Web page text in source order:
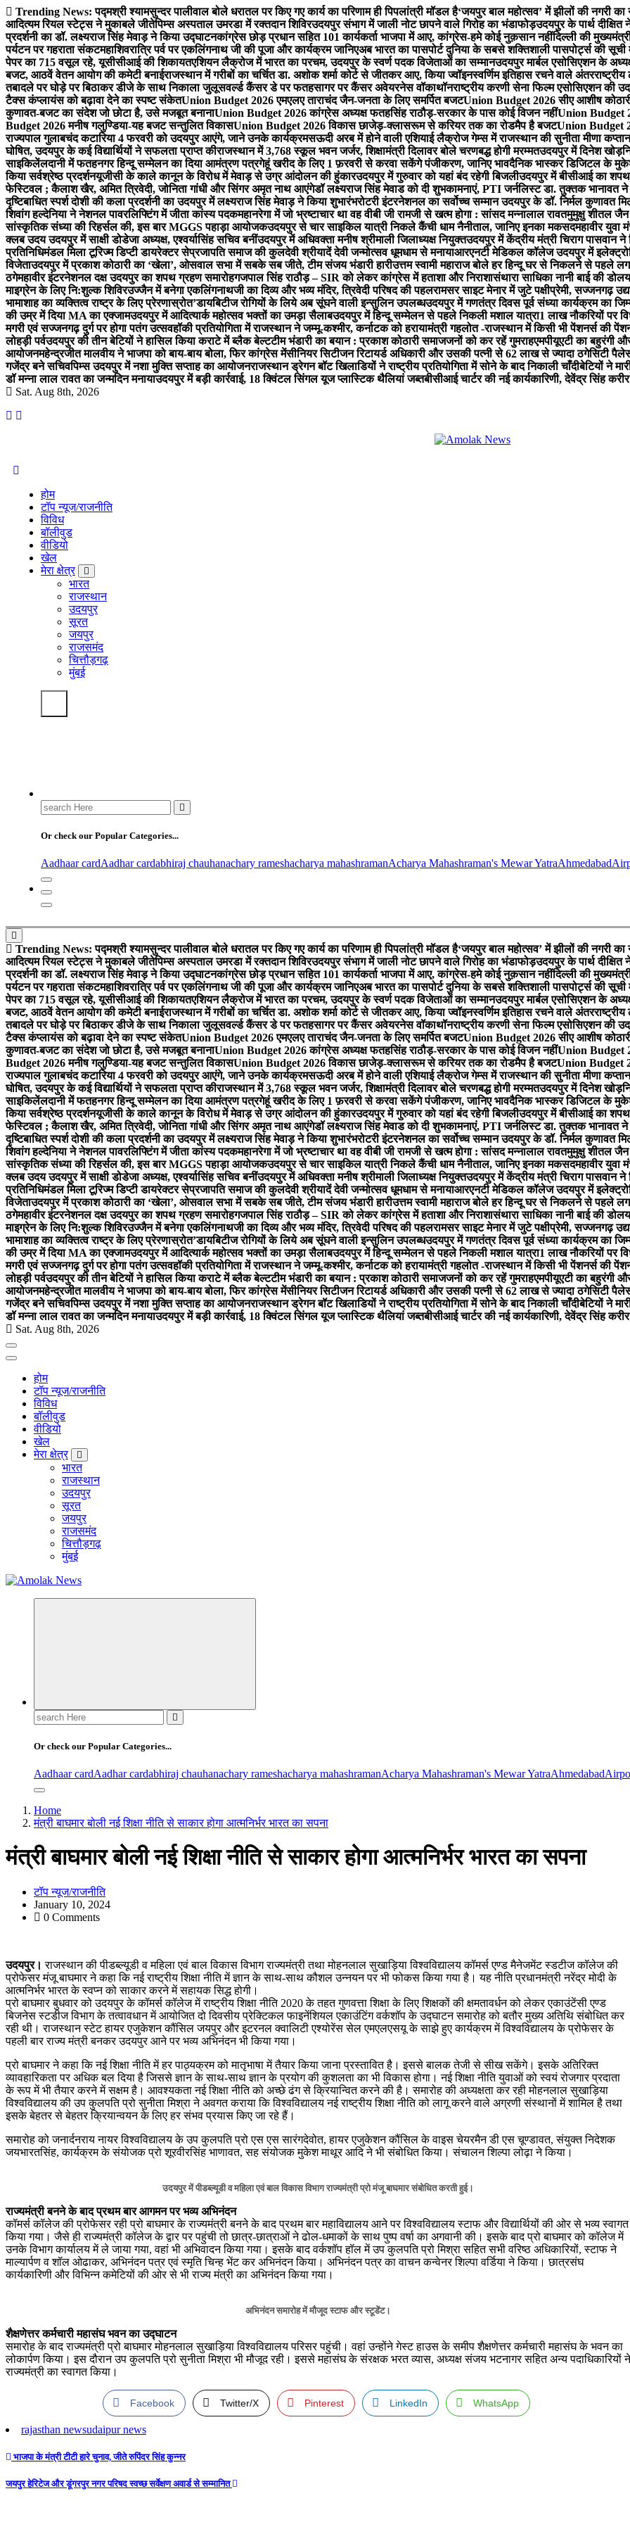
Skip
to
content
Trending News: पद्मश्री श्यामसुन्दर पालीवाल बोले धरातल पर किए गए कार्य का परिणाम ही पिपलांत्री मॉडल है‘जयपुर बाल महोत्सव’ में झीलों की नगरी
आदित्यम रियल स्टेट्स ने मुकाबले जीतेपिम्स अस्पताल उमरडा में रक्तदान शिविरउदयपुर संभाग में जाली नोट छापने वाले गिरोह का भंडाफोड़उदयपुर के पार्थ दीक्षित
प्रदर्शनी का डॉ. लक्ष्यराज सिंह मेवाड़ ने किया उद्घाटनकांग्रेस छोड़ प्रधान सहित 101 कार्यकर्ता भाजपा में आए, कांग्रेस-हमे कोई नुक़सान नहींदिल्ली की
पर्यटन पर गहराता संकटमहाशिवरात्रि पर्व पर एकलिंगनाथ जी की पूजा और कार्यक्रम जानिएअब भारत का पासपोर्ट दुनिया के सबसे शक्तिशाली पासपोर्ट्स की सूची
पेपर का 715 वसूल रहे, यूसीसीआई की शिकायतएशियन लैक्रोज में भारत का परचम, उदयपुर के स्वर्ण पदक विजेताओं का सम्मानउदयपुर मार्बल एसोसिएशन के
बजट, आठवें वेतन आयोग की कमेटी बनाईराजस्थान में गरीबों का चर्चित डा. अशोक शर्मा कोर्ट से जीतकर आए, किया ज्वॉइनस्वर्णिम इतिहास रचने वाले
तबादले पर घोड़े पर बिठाकर डीजे के साथ निकाला जुलूसवर्ल्ड कैंसर डे पर फतहसागर पर कैंसर अवेयरनेस वॉकाथॉनराष्ट्रीय करणी सेना फिल्म एसोसिएशन की
टैक्स कंप्लायंस को बढ़ावा देने का स्पष्ट संकेतUnion Budget 2026 एमएलए ताराचंद जैन-जनता के लिए समर्पित बजटUnion Budget 2026 सीए आशीष
कुणावत-बजट का संदेश जो छोटा है, उसे मजबूत बनानाUnion Budget 2026 कांग्रेस अध्यक्ष फतहसिंह राठौड़-सरकार के पास कोई विजन नहींUnion Budget
Budget 2026 मनीष गलुण्डिया-यह बजट सन्तुलित विकासUnion Budget 2026 विकास छाजेड़-क्लासरूम से करियर तक का रोडमैप है बजटUnion Budget
राज्यपाल गुलाबचंद कटारिया 4 फरवरी को उदयपुर आएंगे, जाने उनके कार्यक्रमसऊदी अरब में होने वाली एशियाई लैक्रोज गेम्स में राजस्थान की सुनीता मीणा कप्तान
घोषित, उदयपुर के कई विद्यार्थियों ने सफलता प्राप्त कीराजस्थान में 3,768 स्कूल भवन जर्जर, शिक्षामंत्री दिलावर बोले चरणबद्ध होगी मरम्मतउदयपुर में दिनेश
साइकिलेंलदानी में फतहनगर हिन्दू सम्मेलन का दिया आमंत्रण पत्रगेहूं खरीद के लिए 1 फ़रवरी से करवा सकेंगे पंजीकरण, जानिए भावदैनिक भास्कर डिजिटल के
किया सर्वश्रेष्ठ प्रदर्शनयूजीसी के काले कानून के विरोध में मेवाड़ से उग्र आंदोलन की हुंकारउदयपुर में गुरुवार को यहां ​बंद रहेगी बिजलीउदयपुर में बीसीआई का शपथ
फेस्टिवल ; कैलाश खैर, अमित त्रिवेदी, जोनिता गांधी और सिंगर अमृत नाथ आएंगेडॉ लक्ष्यराज सिंह मेवाड को दी शुभकामनाएं, PTI जर्नलिस्ट डा. तुक्तक भानावत ने
दृष्टिबाधित स्पर्श दोशी की कला प्रदर्शनी का उदयपुर में लक्ष्यराज सिंह मेवाड़ ने किया शुभारंभरोटरी इंटरनेशनल का सर्वोच्च सम्मान उदयपुर के डॉ. निर्मल कुणावत
शिवांग हल्देनिया ने नेशनल पावरलिफ्टिंग में जीता कांस्य पदकमहानरेगा में जो भ्रष्टाचार था वह वीबी जी रामजी से खत्म होगा : सांसद मन्नालाल रावतमुमुक्षु शीतल
सांस्कृतिक संध्या की रिहर्सल की, इस बार MGGS पहाड़ा आयोजकउदयपुर से चार साइकिल यात्री निकले कैंची धाम नैनीताल, जानिए इनका मकसदमहावीर युवा
क्लब उदय उदयपुर में साक्षी डोडेजा अध्यक्ष, एश्वर्यासिंह सचिव बनींउदयपुर में अधिवक्ता मनीष श्रीमाली जिलाध्यक्ष नियुक्तउदयपुर में केंद्रीय मंत्री चिराग पासवान
प्रतिनिधिमंडल मिला टूरिज्म डिप्टी डायरेक्टर सेप्रजापति समाज की कुलदेवी श्रीयादें देवी जन्मोत्सव धूमधाम से मनायाआरएनटी मेडिकल कॉलेज उदयपुर में
विजेताउदयपुर में प्रकाश कोठारी का ‘खेला’, ओसवाल सभा में सबके सब जीते, टीम संजय भंडारी हारीउत्तम स्वामी महाराज बोले हर हिन्दू घर से निकलने से पहले
ठगेमहावीर इंटरनेशनल दक्ष उदयपुर का शपथ ग्रहण समारोहगजपाल सिंह राठौड़ – SIR को लेकर कांग्रेस में हताशा और निराशासंथारा साधिका नानी बाई की
माइग्रेन के लिए नि:शुल्क शिविरउज्जैन में बनेगा एकलिंगनाथजी का दिव्य और भव्य मंदिर, त्रिवेदी परिषद की पहलरामसर साइट मेनार में जुटे पक्षीप्रेमी, सज्जनगढ़
भामाशाह का व्यक्तित्व राष्ट्र के लिए प्रेरणास्रोत’डायबिटीज रोगियों के लिये अब सूंघने वाली इन्सुलिन उपलब्धउदयपुर में गणतंत्र दिवस पूर्व संध्या कार्यक्रम का
की उम्र में दिया MA का एक्जामउदयपुर में आदित्यार्क महोत्सव भक्तों का उमड़ा सैलाबउदयपुर में हिन्दू सम्मेलन से पहले निकली मशाल यात्रा1 लाख नौकरियों पर
मगरी एवं सज्जनगढ़ दुर्ग पर होगा पतंग उत्सवहॉकी प्रतियोगिता में राजस्थान ने जम्मू-कश्मीर, कर्नाटक को हरायामंत्री गहलोत -राजस्थान में किसी भी पेंशनर्स की
लोहड़ी पर्वउदयपुर की तीन बेटियों ने हासिल किया कराटे में ब्लैक बेल्टटीम भंडारी का बयान : प्रकाश कोठारी समाजजनों को कर रहें गुमराहएमपीयूएटी का बहुरंगी
आयोजनमहेन्द्रजीत मालवीय ने भाजपा को बाय-बाय बोला, फिर कांग्रेस मेंसीनियर सिटीजन रिटायर्ड अधिकारी और उसकी पत्नी से 62 लाख से ज्यादा ठगेसिटी
गजेंद्र बने सचिवपिम्स उदयपुर में नशा मुक्ति सप्ताह का आयोजनराजस्थान ड्रेगन बॉट खिलाडियों ने राष्ट्रीय प्रतियोगिता में सोने के बाद निकाली चाँदीबेटियों ने
डॉ मन्ना लाल रावत का जन्मदिन मनायाउदयपुर में बड़ी कार्रवाई, 18 क्विंटल सिंगल यूज प्लास्टिक थैलियां जब्तबीसीआई चार्टर की नई कार्यकारिणी, देवेंद्र सिंह
Sat. Aug 8th, 2026
Amolak News
होम
टॉप न्यूज/राजनीति
विविध
बॉलीवुड
वीडियो
खेल
मेरा क्षेत्र
भारत
राजस्थान
उदयपुर
सूरत
जयपुर
राजसमंद
चित्तौड़गढ़
मुंबई
Search
for:
Or check our Popular Categories...
Aadhaar cardAadhar cardabhiraj chauhanachary rameshacharya mahashramanAcharya Mahashraman's Mewar YatraAhmedabad
Trending News: पद्मश्री श्यामसुन्दर पालीवाल बोले धरातल पर किए गए कार्य का परिणाम ही पिपलांत्री मॉडल है‘जयपुर बाल महोत्सव’ में झीलों की नगरी
आदित्यम रियल स्टेट्स ने मुकाबले जीतेपिम्स अस्पताल उमरडा में रक्तदान शिविरउदयपुर संभाग में जाली नोट छापने वाले गिरोह का भंडाफोड़उदयपुर के पार्थ दीक्षित
प्रदर्शनी का डॉ. लक्ष्यराज सिंह मेवाड़ ने किया उद्घाटनकांग्रेस छोड़ प्रधान सहित 101 कार्यकर्ता भाजपा में आए, कांग्रेस-हमे कोई नुक़सान नहींदिल्ली की
पर्यटन पर गहराता संकटमहाशिवरात्रि पर्व पर एकलिंगनाथ जी की पूजा और कार्यक्रम जानिएअब भारत का पासपोर्ट दुनिया के सबसे शक्तिशाली पासपोर्ट्स की सूची
पेपर का 715 वसूल रहे, यूसीसीआई की शिकायतएशियन लैक्रोज में भारत का परचम, उदयपुर के स्वर्ण पदक विजेताओं का सम्मानउदयपुर मार्बल एसोसिएशन के
बजट, आठवें वेतन आयोग की कमेटी बनाईराजस्थान में गरीबों का चर्चित डा. अशोक शर्मा कोर्ट से जीतकर आए, किया ज्वॉइनस्वर्णिम इतिहास रचने वाले
तबादले पर घोड़े पर बिठाकर डीजे के साथ निकाला जुलूसवर्ल्ड कैंसर डे पर फतहसागर पर कैंसर अवेयरनेस वॉकाथॉनराष्ट्रीय करणी सेना फिल्म एसोसिएशन की
टैक्स कंप्लायंस को बढ़ावा देने का स्पष्ट संकेतUnion Budget 2026 एमएलए ताराचंद जैन-जनता के लिए समर्पित बजटUnion Budget 2026 सीए आशीष
कुणावत-बजट का संदेश जो छोटा है, उसे मजबूत बनानाUnion Budget 2026 कांग्रेस अध्यक्ष फतहसिंह राठौड़-सरकार के पास कोई विजन नहींUnion Budget
Budget 2026 मनीष गलुण्डिया-यह बजट सन्तुलित विकासUnion Budget 2026 विकास छाजेड़-क्लासरूम से करियर तक का रोडमैप है बजटUnion Budget
राज्यपाल गुलाबचंद कटारिया 4 फरवरी को उदयपुर आएंगे, जाने उनके कार्यक्रमसऊदी अरब में होने वाली एशियाई लैक्रोज गेम्स में राजस्थान की सुनीता मीणा कप्तान
घोषित, उदयपुर के कई विद्यार्थियों ने सफलता प्राप्त कीराजस्थान में 3,768 स्कूल भवन जर्जर, शिक्षामंत्री दिलावर बोले चरणबद्ध होगी मरम्मतउदयपुर में दिनेश
साइकिलेंलदानी में फतहनगर हिन्दू सम्मेलन का दिया आमंत्रण पत्रगेहूं खरीद के लिए 1 फ़रवरी से करवा सकेंगे पंजीकरण, जानिए भावदैनिक भास्कर डिजिटल के
किया सर्वश्रेष्ठ प्रदर्शनयूजीसी के काले कानून के विरोध में मेवाड़ से उग्र आंदोलन की हुंकारउदयपुर में गुरुवार को यहां ​बंद रहेगी बिजलीउदयपुर में बीसीआई का शपथ
फेस्टिवल ; कैलाश खैर, अमित त्रिवेदी, जोनिता गांधी और सिंगर अमृत नाथ आएंगेडॉ लक्ष्यराज सिंह मेवाड को दी शुभकामनाएं, PTI जर्नलिस्ट डा. तुक्तक भानावत ने
दृष्टिबाधित स्पर्श दोशी की कला प्रदर्शनी का उदयपुर में लक्ष्यराज सिंह मेवाड़ ने किया शुभारंभरोटरी इंटरनेशनल का सर्वोच्च सम्मान उदयपुर के डॉ. निर्मल कुणावत
शिवांग हल्देनिया ने नेशनल पावरलिफ्टिंग में जीता कांस्य पदकमहानरेगा में जो भ्रष्टाचार था वह वीबी जी रामजी से खत्म होगा : सांसद मन्नालाल रावतमुमुक्षु शीतल
सांस्कृतिक संध्या की रिहर्सल की, इस बार MGGS पहाड़ा आयोजकउदयपुर से चार साइकिल यात्री निकले कैंची धाम नैनीताल, जानिए इनका मकसदमहावीर युवा
क्लब उदय उदयपुर में साक्षी डोडेजा अध्यक्ष, एश्वर्यासिंह सचिव बनींउदयपुर में अधिवक्ता मनीष श्रीमाली जिलाध्यक्ष नियुक्तउदयपुर में केंद्रीय मंत्री चिराग पासवान
प्रतिनिधिमंडल मिला टूरिज्म डिप्टी डायरेक्टर सेप्रजापति समाज की कुलदेवी श्रीयादें देवी जन्मोत्सव धूमधाम से मनायाआरएनटी मेडिकल कॉलेज उदयपुर में
विजेताउदयपुर में प्रकाश कोठारी का ‘खेला’, ओसवाल सभा में सबके सब जीते, टीम संजय भंडारी हारीउत्तम स्वामी महाराज बोले हर हिन्दू घर से निकलने से पहले
ठगेमहावीर इंटरनेशनल दक्ष उदयपुर का शपथ ग्रहण समारोहगजपाल सिंह राठौड़ – SIR को लेकर कांग्रेस में हताशा और निराशासंथारा साधिका नानी बाई की
माइग्रेन के लिए नि:शुल्क शिविरउज्जैन में बनेगा एकलिंगनाथजी का दिव्य और भव्य मंदिर, त्रिवेदी परिषद की पहलरामसर साइट मेनार में जुटे पक्षीप्रेमी, सज्जनगढ़
भामाशाह का व्यक्तित्व राष्ट्र के लिए प्रेरणास्रोत’डायबिटीज रोगियों के लिये अब सूंघने वाली इन्सुलिन उपलब्धउदयपुर में गणतंत्र दिवस पूर्व संध्या कार्यक्रम का
की उम्र में दिया MA का एक्जामउदयपुर में आदित्यार्क महोत्सव भक्तों का उमड़ा सैलाबउदयपुर में हिन्दू सम्मेलन से पहले निकली मशाल यात्रा1 लाख नौकरियों पर
मगरी एवं सज्जनगढ़ दुर्ग पर होगा पतंग उत्सवहॉकी प्रतियोगिता में राजस्थान ने जम्मू-कश्मीर, कर्नाटक को हरायामंत्री गहलोत -राजस्थान में किसी भी पेंशनर्स की
लोहड़ी पर्वउदयपुर की तीन बेटियों ने हासिल किया कराटे में ब्लैक बेल्टटीम भंडारी का बयान : प्रकाश कोठारी समाजजनों को कर रहें गुमराहएमपीयूएटी का बहुरंगी
आयोजनमहेन्द्रजीत मालवीय ने भाजपा को बाय-बाय बोला, फिर कांग्रेस मेंसीनियर सिटीजन रिटायर्ड अधिकारी और उसकी पत्नी से 62 लाख से ज्यादा ठगेसिटी
गजेंद्र बने सचिवपिम्स उदयपुर में नशा मुक्ति सप्ताह का आयोजनराजस्थान ड्रेगन बॉट खिलाडियों ने राष्ट्रीय प्रतियोगिता में सोने के बाद निकाली चाँदीबेटियों ने
डॉ मन्ना लाल रावत का जन्मदिन मनायाउदयपुर में बड़ी कार्रवाई, 18 क्विंटल सिंगल यूज प्लास्टिक थैलियां जब्तबीसीआई चार्टर की नई कार्यकारिणी, देवेंद्र सिंह
Sat. Aug 8th, 2026
होम
टॉप न्यूज/राजनीति
विविध
बॉलीवुड
वीडियो
खेल
मेरा क्षेत्र
भारत
राजस्थान
उदयपुर
सूरत
जयपुर
राजसमंद
चित्तौड़गढ़
मुंबई
Amolak News
Search
for:
Or check our Popular Categories...
Aadhaar cardAadhar cardabhiraj chauhanachary rameshacharya mahashramanAcharya Mahashraman's Mewar YatraAhmedabad
Home
मंत्री बाघमार बोली नई शिक्षा नीति से साकार होगा आत्मनिर्भर भारत का सपना
मंत्री बाघमार बोली नई शिक्षा नीति से साकार होगा आत्मनिर्भर भारत का सपना
टॉप न्यूज/राजनीति
January 10, 2024
0 Comments
उदयपुर। राजस्थान की पीडब्ल्यूडी व महिला एवं बाल विकास विभाग राज्यमंत्री तथा मोहनलाल सुखाड़िया विश्वविद्यालय कॉमर्स एण्ड मैनेजमेंट स्डटीज कॉलेज की
प्रोफेसर मंजू बाघमार ने कहा कि नई राष्ट्रीय शिक्षा नीति में ज्ञान के साथ-साथ कौशल उन्नयन पर भी फोकस किया गया है। यह नीति प्रधानमंत्री नरेंद्र मोदी के
आत्मनिर्भर भारत के स्वप्न को साकार करने में सहायक सिद्ध होगी।
प्रो बाघमार बुधवार को उदयपुर के कॉमर्स कॉलेज में राष्ट्रीय शिक्षा नीति 2020 के तहत गुणवत्ता शिक्षा के लिए शिक्षकों की क्षमतावर्धन को लेकर एकाउंटेंसी एण्ड
बिजनेस स्टडीज विभाग के तत्वावधान में आयोजित दो दिवसीय प्रेक्टिकल फाइनेंशियल एकाउंटिंग वर्कशॉप के उद्घाटन समारोह को बतौर मुख्य अतिथि संबोधित कर
रही थी। राजस्थान स्टेट हायर एजुकेशन कौंसिल जयपुर और इटरनल क्वालिटी एश्योरेंस सेल एमएलएसयू के साझे हुए कार्यक्रम में विश्वविद्यालय के प्रोफेसर के
पहली बार राज्य मंत्री बनकर उदयपुर आने पर भव्य अभिनंदन भी किया गया।
प्रो बाघमार ने कहा कि नई शिक्षा नीति में हर पाठ्यक्रम को मातृभाषा में तैयार किया जाना प्रस्तावित है। इससे बालक तेजी से सीख सकेंगे। इसके अतिरिक्त
व्यावहारिकता पर अधिक बल दिया है जिससे ज्ञान के साथ-साथ ज्ञान के प्रयोग की कुशलता का भी विकास होगा। नई शिक्षा नीति युवाओं को स्वयं रोजगार प्रदाता
के रूप में भी तैयार करने में सक्षम है। आवश्यकता नई शिक्षा नीति को अच्छे ढंग से क्रियान्वित करने की है। समारोह की अध्यक्षता कर रही मोहनलाल सुखाड़िया
विश्वविद्यालय की उप कुलपति प्रो सुनीता मिश्रा ने अवगत कराया कि विश्वविद्यालय नई राष्ट्रीय शिक्षा नीति को लागू करने वाले अग्रणी संस्थानों में शामिल है तथा
इसके बेहतर से बेहतर क्रियान्वयन के लिए हर संभव प्रयास किए जा रहे हैं।
समारोह को जनार्दनराय नायर विश्वविद्यालय के उप कुलपति प्रो एस एस सारंगदेवोत, हायर एजुकेशन कौंसिल के वाइस चेयरमैन डी एस चूण्डावत, संयुक्त निदेशक
जयभारतसिंह, कार्यक्रम के संयोजक प्रो शूरवीरसिंह भाणावत, सह संयोजक मुकेश माथूर आदि ने भी संबोधित किया। संचालन शिल्पा लोढ़ा ने किया।
उदयपुर में पीडब्ल्यूडी व महिला एवं बाल विकास विभाग राज्यमंत्री प्रो मंजू बाघमार संबोधित करती हुई।
राज्यमंत्री बनने के बाद प्रथम बार आगमन पर भव्य अभिनंदन
कॉमर्स कॉलेज की प्रोफेसर रही प्रो बाघमार के राज्यमंत्री बनने के बाद प्रथम बार महाविद्यालय आने पर विश्वविद्यालय स्टाफ और विद्यार्थियों की ओर से भव्य स्वागत
किया गया। जैसे ही राज्यमंत्री कॉलेज के द्वार पर पहुंची तो छात्र-छात्राओं ने ढोल-धमाकों के साथ पुष्प वर्षा का अगवानी की। इसके बाद प्रो बाघमार को कॉलेज में
उनके विभाग कार्यालय में ले जाया गया, वहां भी अभिवादन किया गया। इसके बाद वर्कशॉप हॉल में उप कुलपति प्रो मिश्रा सहित सभी वरिष्ठ अधिकारियों, स्टाफ ने
माल्यार्पण व शॉल ओढाकर, अभिनंदन पत्र एवं स्मृति चिन्ह भेंट कर अभिनंदन किया। अभिनंदन पत्र का वाचन कन्वेनर शिल्पा वर्डिया ने किया। छात्रसंघ
कार्यकारिणी और विभिन्न कमेटियों की ओर से भी राज्य मंत्री का अभिनंदन किया गया।
अभिनंदन समारोह में मौजूद स्टाफ और स्टूडेंट।
शैक्षणेत्तर कर्मचारी महासंघ भवन का उद्घाटन
समारोह के बाद राज्यमंत्री प्रो बाघमार मोहनलाल सुखाड़िया विश्वविद्यालय परिसर पहुंची। वहां उन्होंने गेस्ट हाउस के समीप शैक्षणेत्तर कर्मचारी महासंघ के भवन का
लोकार्पण किया। इस दौरान उप कुलपति प्रो सुनीता मिश्रा भी मौजूद रही। इससे महासंघ के संरक्षक भरत व्यास, अध्यक्ष संजय भटनागर सहित अन्य पदाधिकारियों ने
राज्यमंत्री का स्वागत किया।
Facebook Twitter/X Pinterest LinkedIn WhatsApp
rajasthan newsudaipur news
Post
navigation
भाजपा के मंत्री टीटी हारे चुनाव, जीते रुपिंदर सिंह कुन्नर
जयपुर हेरिटेज और डूंगरपुर नगर परिषद स्वच्छ सर्वेक्षण अवार्ड से सम्मानित